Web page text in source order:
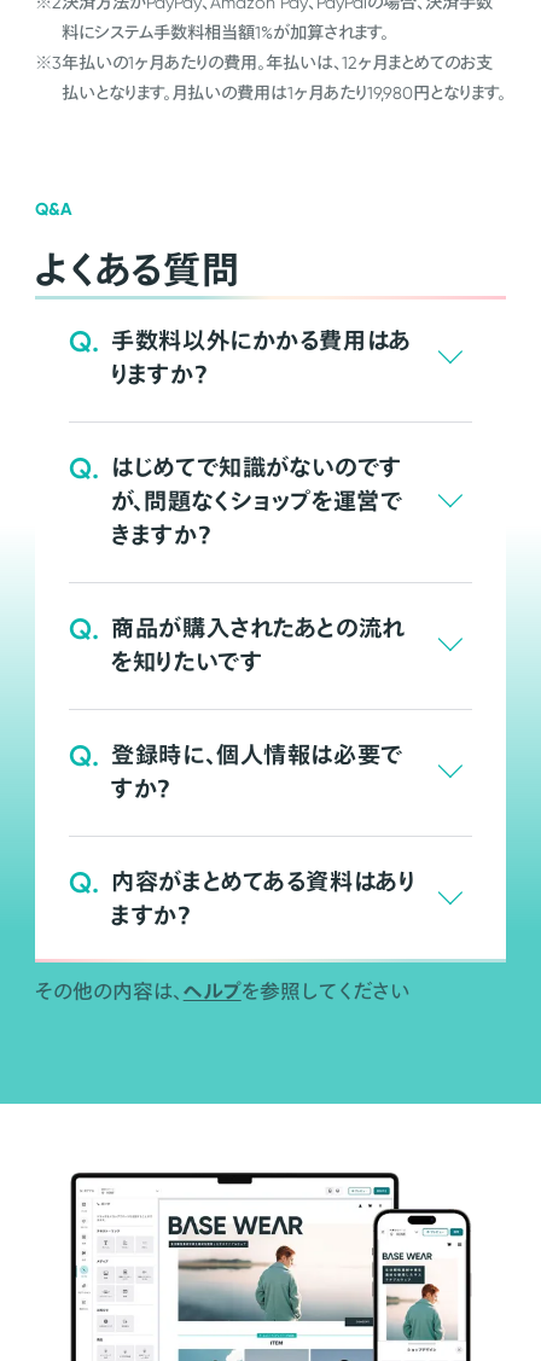
料にシステム手数料相当額1%が加算されます。
※3年払いの1ヶ月あたりの費用。年払いは、12ヶ月まとめてのお支
払いとなります。月払いの費用は1ヶ月あたり19,980円となります。
Q&A
よくある質問
Q. 手数料以外にかかる費用はあ
りますか？
Q. はじめてで知識がないのです
が、問題なくショップを運営で
きますか？
Q. 商品が購入されたあとの流れ
を知りたいです
Q. 登録時に、個人情報は必要で
すか？
Q. 内容がまとめてある資料はあり
ますか？
その他の内容は、 ヘルプを参照してください